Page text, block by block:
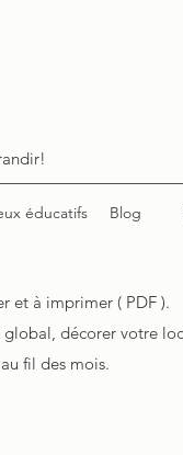
éducatifs Blog
et à imprimer ( PDF ).
décorer votre
fil des mois.